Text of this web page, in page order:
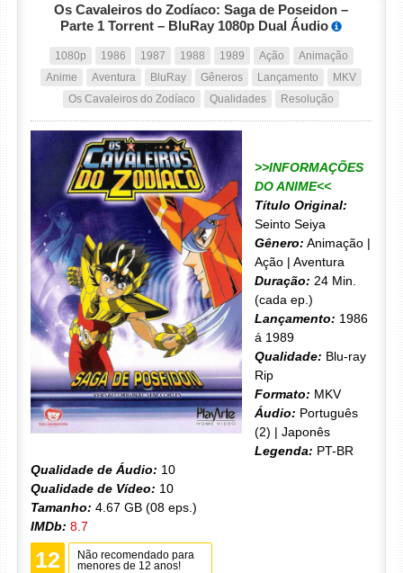
Os Cavaleiros do Zodíaco: Saga de Poseidon –
Parte 1 Torrent – BluRay 1080p Dual Áudio
1080p 1986 1987 1988 1989 Ação
Animação
Anime
Aventura BluRay Gêneros Lançamento
MKV
Os Cavaleiros do Zodíaco
Qualidades Resolução
>>INFORMAÇÕES
DO ANIME<<
Título Original:
Seinto Seiya
Gênero: Animação |
Ação | Aventura
Duração: 24 Min.
(cada ep.)
Lançamento: 1986
á 1989
Qualidade: Blu-ray
Rip
Formato: MKV
Áudio: Português
(2) | Japonês
Legenda: PT-BR
Qualidade de Áudio: 10
Qualidade de Vídeo: 10
Tamanho: 4.67 GB (08 eps.)
IMDb: 8.7
12
Não recomendado para
menores de 12 anos!